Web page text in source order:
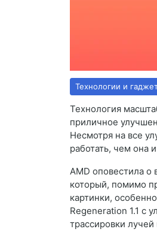
Технологии и
Технология
приличное
Несмотря на все
работать, чем она
AMD оповестила о
который, помимо
картинки,
Regeneration 1.1 с
трассировки лучей